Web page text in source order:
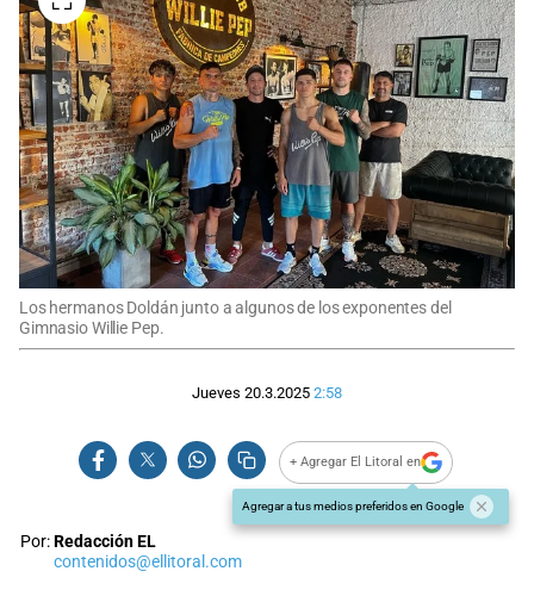
Los hermanos Doldán junto a algunos de los exponentes del
Gimnasio Willie Pep.
Jueves 20.3.2025 2:58
+ Agregar El Litoral en
Agregar a tus medios preferidos en Google
Por:Redacción EL
contenidos@ellitoral.com